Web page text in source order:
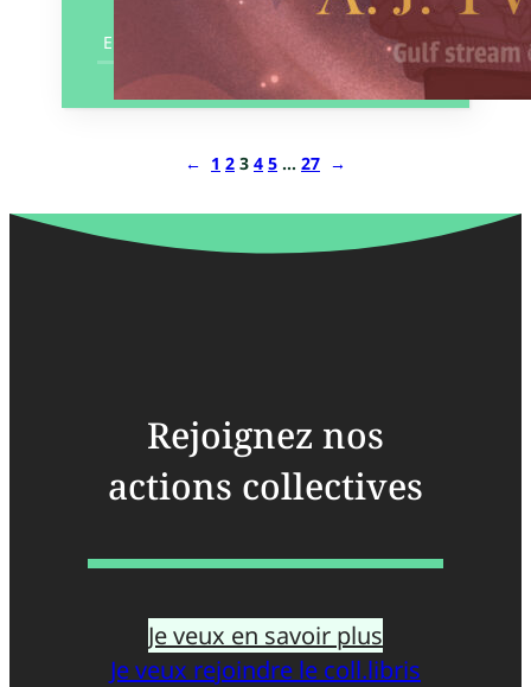
En savoir plus
← 1 2 3 4 5 … 27 →
Rejoignez nos
actions collectives
Je veux en savoir plus
Je veux rejoindre le coll.libris